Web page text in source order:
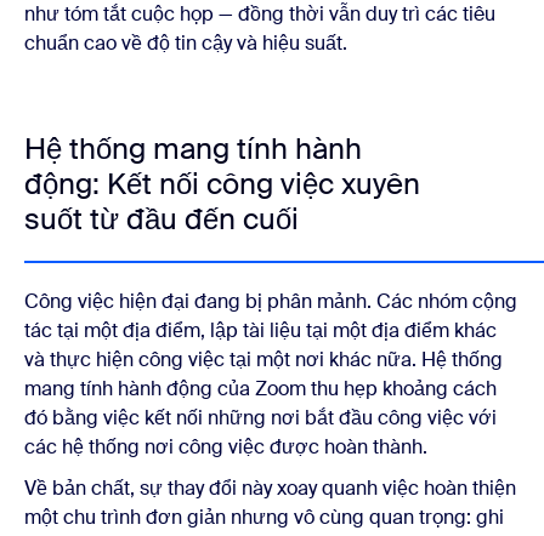
như tóm tắt cuộc họp — đồng thời vẫn duy trì các tiêu
chuẩn cao về độ tin cậy và hiệu suất.
Hệ thống mang tính hành
động: Kết nối công việc xuyên
suốt từ đầu đến cuối
Công việc hiện đại đang bị phân mảnh. Các nhóm cộng
tác tại một địa điểm, lập tài liệu tại một địa điểm khác
và thực hiện công việc tại một nơi khác nữa. Hệ thống
mang tính hành động của Zoom thu hẹp khoảng cách
đó bằng việc kết nối những nơi bắt đầu công việc với
các hệ thống nơi công việc được hoàn thành.
Về bản chất, sự thay đổi này xoay quanh việc hoàn thiện
một chu trình đơn giản nhưng vô cùng quan trọng: ghi